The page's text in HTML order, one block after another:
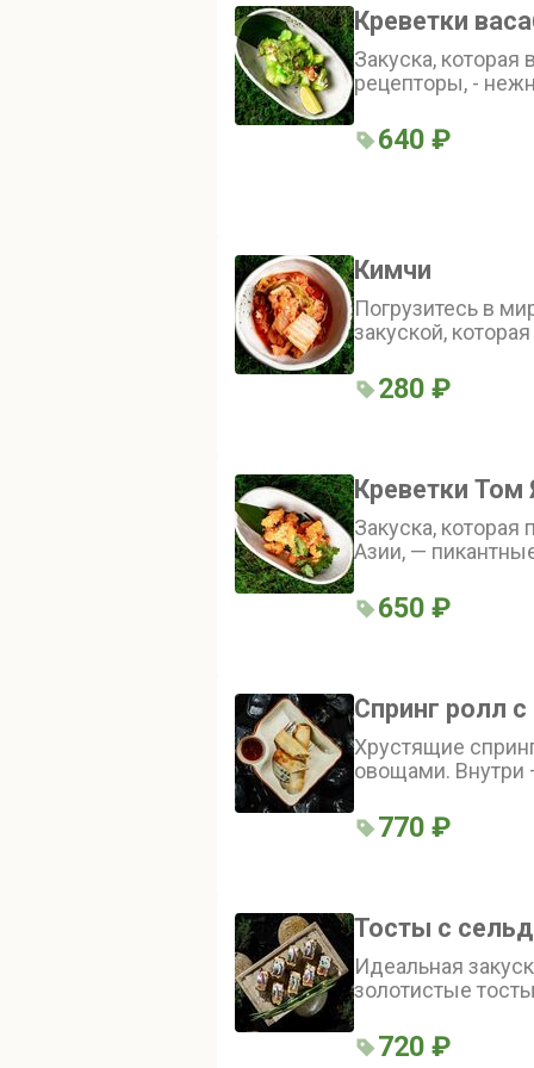
Креветки
Закуска,
рецепторы, -
васаби и
и сгущённого
640 ₽
Кимчи
Погрузитесь в
закуской,
кухни - идеально
смелые
280 ₽
Креветки Том
Закуска, которая
Азии, —
650 ₽
Спринг ролл
Хрустящие
овощами. Внутри
болгарский
луком. Блюдо
770 ₽
Тосты с
Идеальная
золотистые
720 ₽